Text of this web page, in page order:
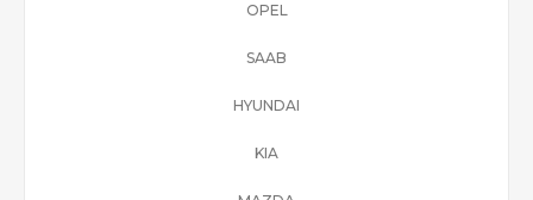
OPEL
SAAB
HYUNDAI
KIA